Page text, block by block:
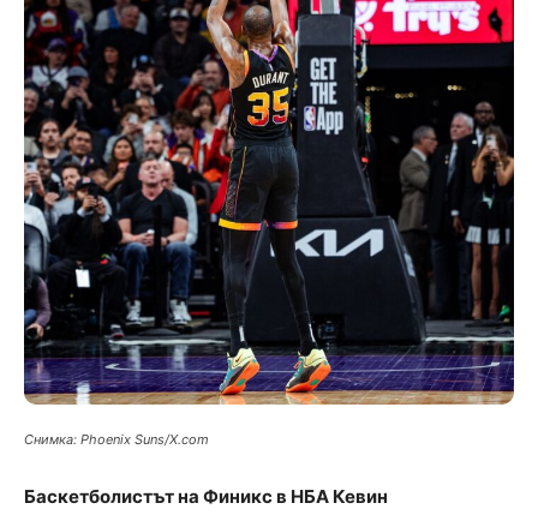
Снимка: Phoenix Suns/X.com
Баскетболистът на Финикс в НБА Кевин